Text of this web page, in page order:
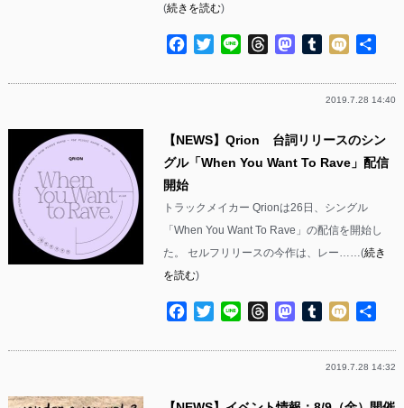
(続きを読む)
Facebook
TwitterLine ThreadsMastodon
Tumblr
Mixi
2019.7.28 14:40
【NEWS】Qrion 台詞リリースのシン
グル「When You Want To Rave」配信
開始
トラックメイカー Qrionは26日、シングル
「When You Want To Rave」の配信を開始し
た。 セルフリリースの今作は、レー……(続き
を読む)
Facebook
TwitterLine ThreadsMastodon
Tumblr
Mixi
2019.7.28 14:32